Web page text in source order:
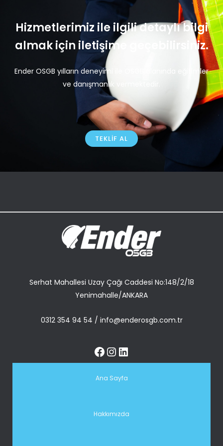
Hizmetlerimiz ile ilgili detaylı bilgi
almak için iletişime geçebilirsiniz.
Ender OSGB yılların deneyimi ile OSGB alanında eğitimler
ve danışmanlık vermektedir.
TEKLIF AL
Serhat Mahallesi Uzay Çağı Caddesi No:148/2/18
Yenimahalle/ANKARA
0312 354 94 54 / info@enderosgb.com.tr
Ana Sayfa
Hakkımızda